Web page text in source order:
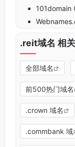
101domain
.reit域名 相
全部域名
前500热门域名
.crown 域名
.commbank 域